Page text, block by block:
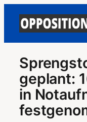
geplant:
in